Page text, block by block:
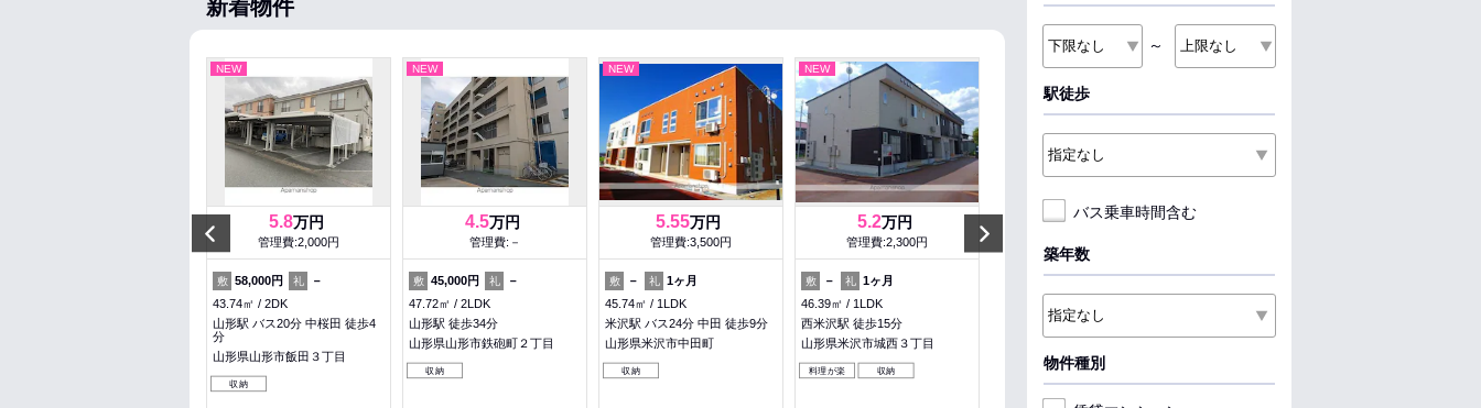
新着物件
Previous
NEW
5.8万円
管理費:2,000円
敷 58,000円 礼
－
43.74㎡
2DK
山形駅 バス20分 中桜田 徒歩4
分
山形県山形市飯田３丁目
収納
NEW
4.5万円
管理費:－
敷 45,000円 礼
－
47.72㎡
2LDK
山形駅 徒歩34分
山形県山形市鉄砲町２丁目
収納
NEW
5.55万円
管理費:3,500円
敷 － 礼 1ヶ月
45.74㎡
1LDK
米沢駅 バス24分 中田 徒歩9分
山形県米沢市中田町
収納
NEW
5.2万円
管理費:2,300円
敷 － 礼 1ヶ月
46.39㎡
1LDK
西米沢駅 徒歩15分
山形県米沢市城西３丁目
料理が楽 収納
4.8 万円
1ヶ月
西寒河江駅 徒歩10分
収納
NEW
－
1ヶ月
さくらんぼ東根駅 徒歩88分
料理が楽 ペット可
～
駅徒歩
バス乗車時間含む
築年数
物件種別